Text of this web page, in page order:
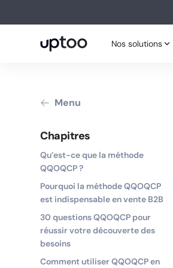
Nos solutions
Nos solutions
Menu
Chapitres
Qu’est-ce que la méthode
QQOQCP ?
Pourquoi la méthode QQOQCP
est indispensable en vente B2B
30 questions QQOQCP pour
réussir votre découverte des
besoins
Comment utiliser QQOQCP en